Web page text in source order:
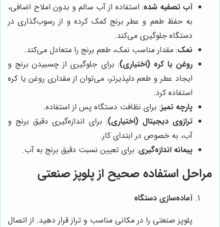
آب تصفیه شده: استفاده از آب سالم و بدون املاح اضافی،
به حفظ طعم و عطر برنج کمک کرده و از رسوب‌گذاری در
دستگاه جلوگیری می‌کند.
نمک: مقدار مناسب نمک، طعم برنج را متعادل می‌کند.
روغن یا کره (اختیاری): برای جلوگیری از چسبیدن برنج و
ایجاد عطر و طعم دلپذیرتر، می‌توان از مقداری روغن یا کره
استفاده کرد.
پارچه تمیز: برای نظافت دستگاه پس از استفاده.
ترازوی دیجیتال (اختیاری): برای اندازه‌گیری دقیق برنج و
آب، به خصوص در ابتدای کار.
پیمانه اندازه‌گیری: برای تعیین نسبت دقیق برنج به آب.
مراحل استفاده صحیح از پلوپز صنعتی
آماده‌سازی دستگاه
پلوپز صنعتی را در مکانی مناسب و تراز قرار دهید. از اتصال